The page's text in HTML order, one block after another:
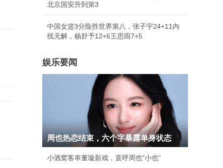
北京国安升到第3
中国女篮3分险胜世界第八，张子宇24+11内
线无解，杨舒予12+6王思雨7+5
娱乐要闻
周也热恋结束，六个字暴露单身状态
小酒窝客串董璇新戏，直呼周也“小也”